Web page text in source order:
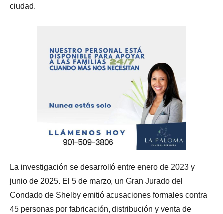
ciudad.
La investigación se desarrolló entre enero de 2023 y
junio de 2025. El 5 de marzo, un Gran Jurado del
Condado de Shelby emitió acusaciones formales contra
45 personas por fabricación, distribución y venta de